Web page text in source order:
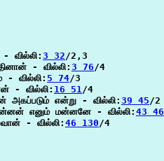
வில்லி:
3 32/2,3
- வில்லி: 3 76/4
- வில்லி: 5 74/3
- வில்லி: 16 51/4
அகப்படும் என்று - வில்லி: 39 45/2
எனும் மன்னனே - வில்லி:43 46
- வில்லி:46 130/4